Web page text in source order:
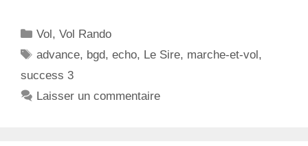
C
a
g
Vol,Vol Rando
É
t
advance, bgd,echo, Le Sire, marche-et-vol,
success 3
Laisser un commentaire